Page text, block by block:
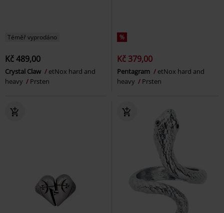
Téměř vyprodáno
Kč 489,00
Crystal Claw
etNox hard and
heavy
Prsten
%
Kč 379,00
Pentagram
etNox hard and
heavy
Prsten